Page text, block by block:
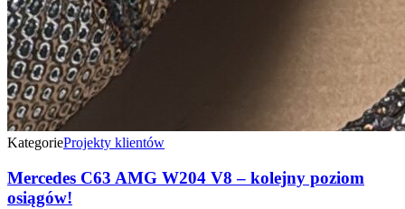
KategorieProjekty klientów
Mercedes C63 AMG W204 V8 – kolejny poziom
osiągów!